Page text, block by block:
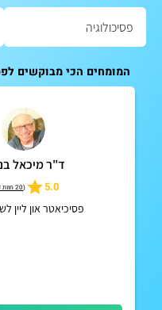
המומחים הכי מבוקשים
ד"ר מיכאל
5.0
(20 חוות דעת
פסיכיאטר און ליין